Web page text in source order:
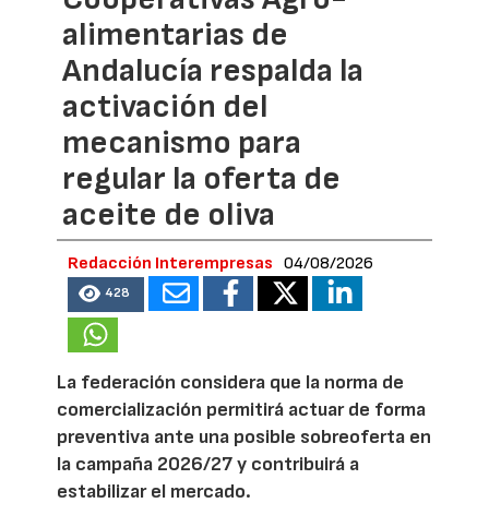
alimentarias de
Andalucía respalda la
activación del
mecanismo para
regular la oferta de
aceite de oliva
Redacción Interempresas 04/08/2026
428
La federación considera que la norma de
comercialización permitirá actuar de forma
preventiva ante una posible sobreoferta en
la campaña 2026/27 y contribuirá a
estabilizar el mercado.